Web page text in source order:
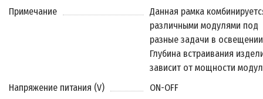
Примечание
Данная рамка
различными модулями под
разные задачи в
Глубина встраивания
зависит от мощности
Напряжение питания (V)
ON-OFF